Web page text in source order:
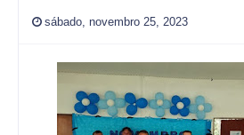
sábado, novembro 25, 2023